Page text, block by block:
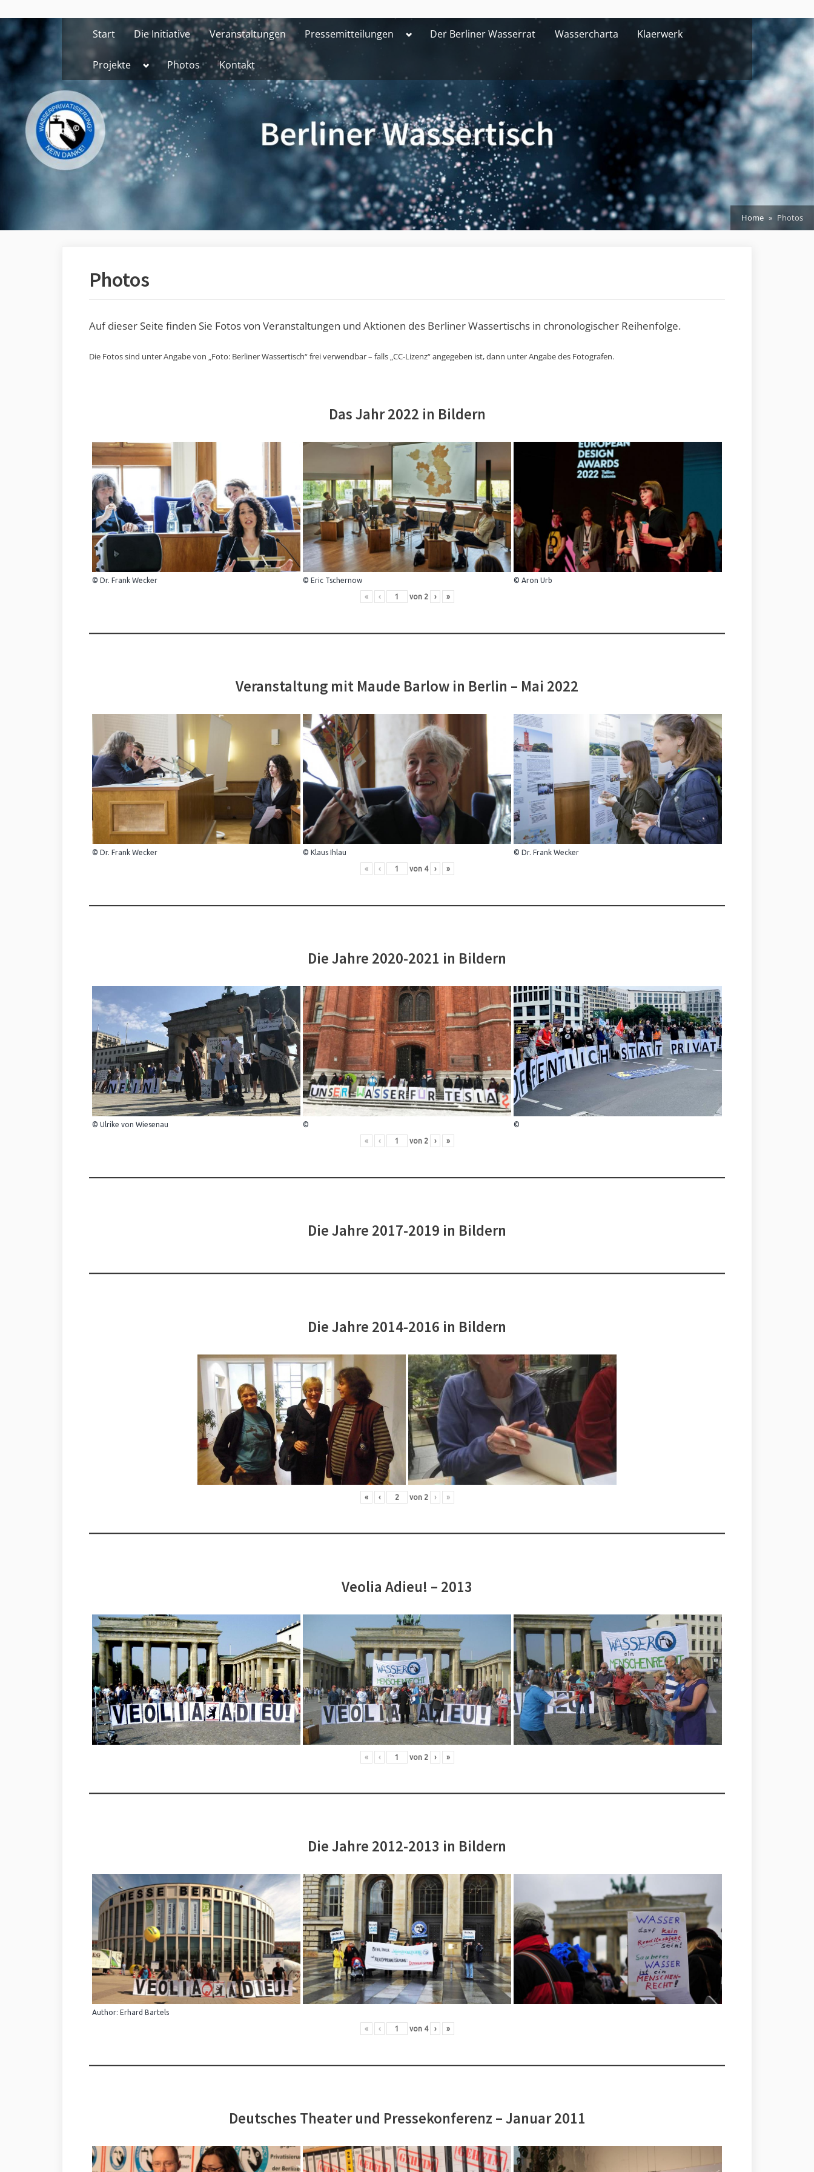
to
content
Start Die Initiative Veranstaltungen Pressemitteilungen ToggleDer Berliner Wasserrat Wassercharta Klaerwerk
Projekte Toggle
menu
Photos Kontakt
Home Photos
Photos
Auf dieser Seite finden Sie Fotos von Veranstaltungen und Aktionen des Berliner Wassertischs in chronologischer Reihenfolge.
Die Fotos sind unter Angabe von „Foto: Berliner Wassertisch“ frei verwendbar – falls „CC-Lizenz“ angegeben ist, dann unter Angabe des Fotografen.
Das Jahr 2022 in Bildern
© Dr. Frank Wecker © Eric Tschernow © Aron Urb
« ‹ von 2 › »
Veranstaltung mit Maude Barlow in Berlin – Mai 2022
© Dr. Frank Wecker © Klaus Ihlau © Dr. Frank Wecker
« ‹ von 4 › »
Die Jahre 2020-2021 in Bildern
© Ulrike von Wiesenau © ©
« ‹ von 2 › »
Die Jahre 2017-2019 in Bildern
Die Jahre 2014-2016 in Bildern
« ‹ von 2 › »
Veolia Adieu! – 2013
« ‹ von 2 › »
Die Jahre 2012-2013 in Bildern
Author: Erhard Bartels
« ‹ von 4 › »
Deutsches Theater und Pressekonferenz – Januar 2011